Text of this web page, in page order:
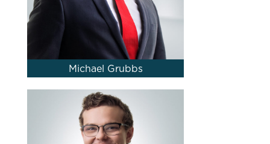
Michael Grubbs